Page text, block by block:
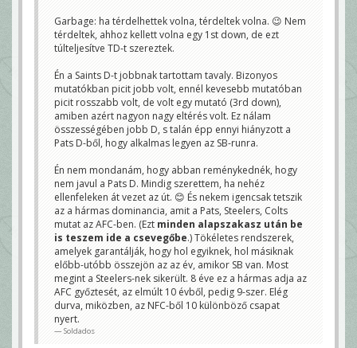
Garbage: ha térdelhettek volna, térdeltek volna. 😉 Nem
térdeltek, ahhoz kellett volna egy 1st down, de ezt
túlteljesítve TD-t szereztek.
Én a Saints D-t jobbnak tartottam tavaly. Bizonyos
mutatókban picit jobb volt, ennél kevesebb mutatóban
picit rosszabb volt, de volt egy mutató (3rd down),
amiben azért nagyon nagy eltérés volt. Ez nálam
összességében jobb D, s talán épp ennyi hiányzott a
Pats D-ből, hogy alkalmas legyen az SB-runra.
Én nem mondanám, hogy abban reménykednék, hogy
nem javul a Pats D. Mindig szerettem, ha nehéz
ellenfeleken át vezet az út. 😊 És nekem igencsak tetszik
az a hármas dominancia, amit a Pats, Steelers, Colts
mutat az AFC-ben. (Ezt minden alapszakasz után be
is teszem ide a csevegőbe.) Tökéletes rendszerek,
amelyek garantálják, hogy hol egyiknek, hol másiknak
előbb-utóbb összejön az az év, amikor SB van. Most
megint a Steelers-nek sikerült. 8 éve ez a hármas adja az
AFC győztesét, az elmúlt 10 évből, pedig 9-szer. Elég
durva, miközben, az NFC-ből 10 különböző csapat
nyert.
Soldados